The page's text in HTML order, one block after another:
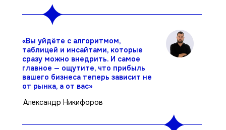
Александр Никифоров
«Вы уйдёте с алгоритмом,
таблицей и инсайтами, которые
сразу можно внедрить. И самое
главное — ощутите, что прибыль
вашего бизнеса теперь зависит не
от рынка, а от вас»